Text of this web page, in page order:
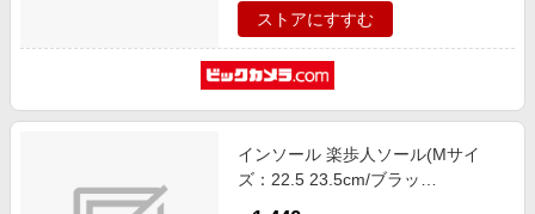
ストアにすすむ
インソール 楽歩人ソール(Mサイ
ズ：22.5 23.5cm/ブラッ